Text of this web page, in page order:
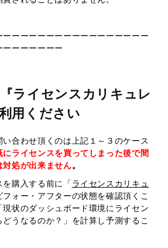
ーーーーーーーーーーーーーーーー
ーーーーーー
ライセンスカリキュレ
用ください
合わせ頂くのは上記１～３のケース
にライセンスを買ってしまった後で間
処が出来ません。
購入する前に「 ライセンスカリキュ
フォー・アフターの状態を確認頂くこ
現状のダッシュボード環境にライセン
うなるのか？」を計算し予測するこ